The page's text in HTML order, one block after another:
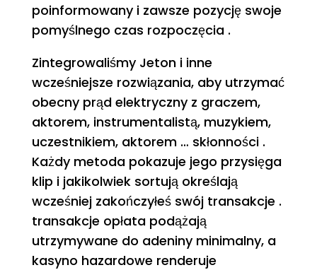
poinformowany i zawsze pozycję swoje
pomyślnego czas rozpoczęcia .
Zintegrowaliśmy Jeton i inne
wcześniejsze rozwiązania, aby utrzymać
obecny prąd elektryczny z graczem,
aktorem, instrumentalistą, muzykiem,
uczestnikiem, aktorem … skłonności .
Każdy metoda pokazuje jego przysięga
klip i jakikolwiek sortują określają
wcześniej zakończyłeś swój transakcje .
transakcje opłata podążają
utrzymywane do adeniny minimalny, a
kasyno hazardowe renderuje